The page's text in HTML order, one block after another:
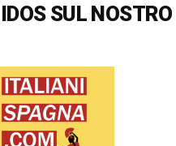
SUL NOSTRO